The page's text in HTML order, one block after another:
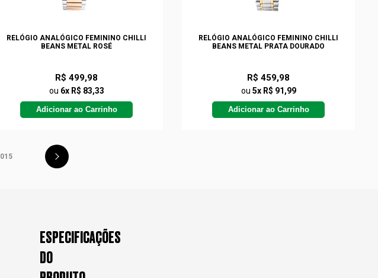
RELÓGIO ANALÓGICO FEMININO CHILLI
BEANS METAL ROSÉ
R$ 499,98
ou 6x R$ 83,33
Adicionar ao Carrinho
RELÓGIO ANALÓGICO FEMININO CHILLI
BEANS METAL PRATA DOURADO
R$ 459,98
ou 5x R$ 91,99
Adicionar ao Carrinho
015
ESPECIFICAÇÕES
DO